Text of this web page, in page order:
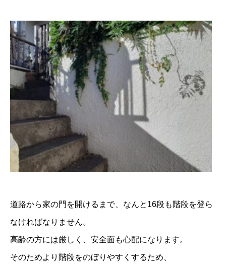
道路から家の門を開けるまで、なんと16段も階段を登ら
なければなりません。
高齢の方には厳しく、安全面も心配になります。
そのためより階段をのぼりやすくするため、